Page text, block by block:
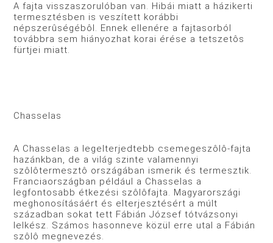
A fajta visszaszorulóban van. Hibái miatt a házikerti
termesztésben is veszített korábbi
népszerûségébôl. Ennek ellenére a fajtasorból
továbbra sem hiányozhat korai érése a tetszetôs
fürtjei miatt.
Chasselas
A Chasselas a legelterjedtebb csemegeszôlô-fajta
hazánkban, de a világ szinte valamennyi
szôlôtermesztô országában ismerik és termesztik.
Franciaországban például a Chasselas a
legfontosabb étkezési szôlôfajta. Magyarországi
meghonosításáért és elterjesztésért a múlt
században sokat tett Fábián József tótvázsonyi
lelkész. Számos hasonneve közül erre utal a Fábián
szôlô megnevezés.